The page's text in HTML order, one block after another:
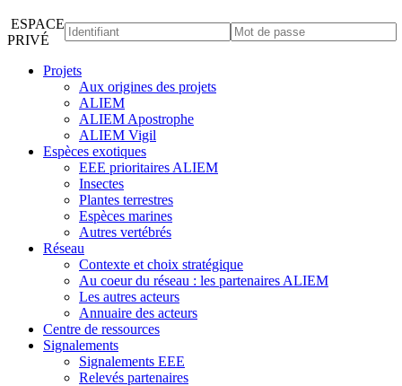
ESPACE
PRIVÉ
Projets
Aux origines des projets
ALIEM
ALIEM Apostrophe
ALIEM Vigil
Espèces exotiques
EEE prioritaires ALIEM
Insectes
Plantes terrestres
Espèces marines
Autres vertébrés
Réseau
Contexte et choix stratégique
Au coeur du réseau : les partenaires ALIEM
Les autres acteurs
Annuaire des acteurs
Centre de ressources
Signalements
Signalements EEE
Relevés partenaires